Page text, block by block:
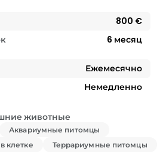
800 €
6 месяц
Ежемесячно
Немедленно
животные
Аквариумные питомцы
клетке
Террариумные питомцы